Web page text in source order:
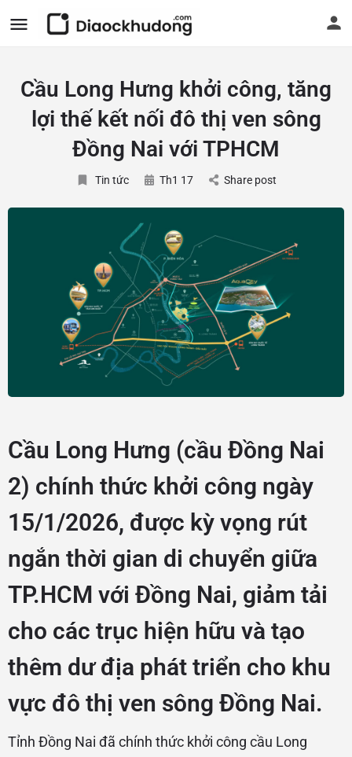
Cầu Long Hưng khởi công, tăng
lợi thế kết nối đô thị ven sông
Đồng Nai với TPHCM
Tin tức Th1 17 Share post
Cầu Long Hưng (cầu Đồng Nai
2) chính thức khởi công ngày
15/1/2026, được kỳ vọng rút
ngắn thời gian di chuyển giữa
TP.HCM với Đồng Nai, giảm tải
cho các trục hiện hữu và tạo
thêm dư địa phát triển cho khu
vực đô thị ven sông Đồng Nai.
Tỉnh Đồng Nai đã chính thức khởi công cầu Long